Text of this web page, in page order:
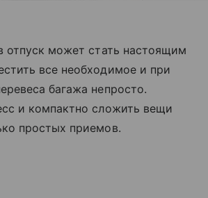
отпуск может стать настоящим
все необходимое и при
багажа непросто.
и компактно сложить вещи
простых приемов.